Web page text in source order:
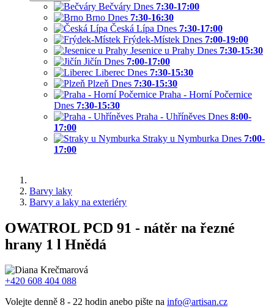
Bečváry Dnes 7:30-17:00
Brno Dnes 7:30-16:30
Česká Lípa Dnes 7:30-17:00
Frýdek-Místek Dnes 7:00-19:00
Jesenice u Prahy Dnes 7:30-15:30
Jičín Dnes 7:00-17:00
Liberec Dnes 7:30-15:30
Plzeň Dnes 7:30-15:30
Praha - Horní Počernice
Dnes 7:30-15:30
Praha - Uhříněves Dnes 8:00-
17:00
Straky u Nymburka Dnes 7:00-
17:00
Barvy laky
Barvy a laky na exteriéry
OWATROL PCD 91 - nátěr na řezné
hrany 1 l Hnědá
+420 608 404 088
Volejte denně 8 - 22 hodin anebo pište na info@artisan.cz